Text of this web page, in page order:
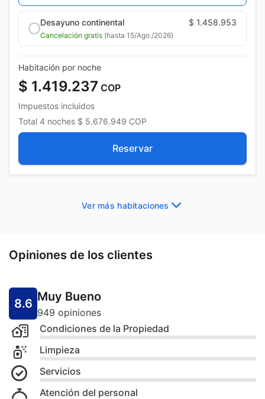
Desayuno continental $ 1.458.953
Cancelación gratis (hasta 15/Ago./2026)
Habitación por noche
$ 1.419.237 COP
Impuestos incluidos
Total 4 noches $ 5.676.949 COP
Reservar
Ver más habitaciones
Opiniones de los clientes
8.6 Muy Bueno
949 opiniones
Condiciones de la Propiedad
Limpieza
Servicios
Atención del personal